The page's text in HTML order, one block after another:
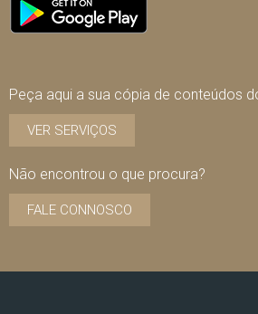
Peça aqui a sua cópia de conteúdos
VER SERVIÇOS
Não encontrou o que procura?
FALE CONNOSCO